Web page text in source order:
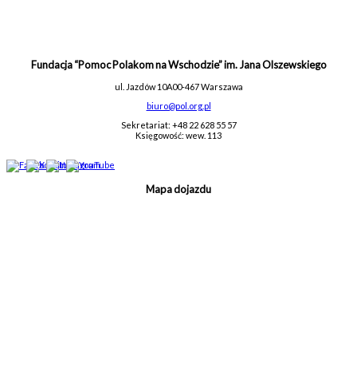
Fundacja “Pomoc Polakom na Wschodzie” im. Jana Olszewskiego
ul. Jazdów 10A00-467 Warszawa
biuro@pol.org.pl
Sekretariat: +48 22 628 55 57
Księgowość: wew. 113
Mapa dojazdu